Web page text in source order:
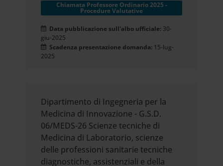
Chiamata Professore Ordinario 2025 -
Procedure Valutative
Data pubblicazione sull'albo ufficiale: 30-
giu-2025
Scadenza presentazione domanda: 15-lug-
2025
Dipartimento di Ingegneria per la
Medicina di Innovazione - G.S.D.
06/MEDS-26 Scienze tecniche di
Medicina di Laboratorio, scienze
delle professioni sanitarie tecniche
diagnostiche, assistenziali e della